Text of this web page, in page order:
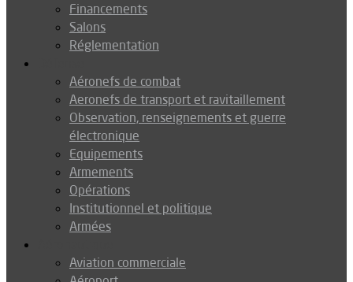
Financements
Salons
Réglementation
Aéronefs de combat
Aeronefs de transport et ravitaillement
Observation, renseignements et guerre
électronique
Equipements
Armements
Opérations
Institutionnel et politique
Armées
Aviation commerciale